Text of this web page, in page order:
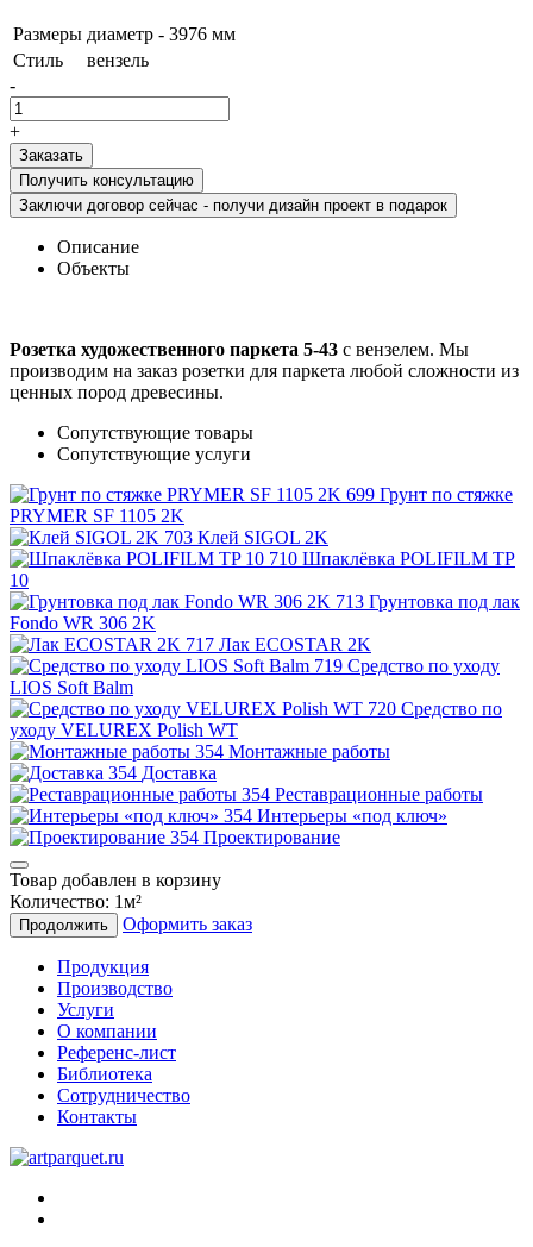
Размеры диаметр - 3976 мм
Стиль
вензель
-
+
Получить консультацию
Заключи договор сейчас - получи дизайн проект в подарок
Описание
Объекты
Розетка художественного паркета 5-43 с вензелем. Мы
производим на заказ розетки для паркета любой сложности из
ценных пород древесины.
Сопутствующие товары
Сопутствующие услуги
Грунт по стяжке
PRYMER SF 1105 2K
Клей SIGOL 2K
Шпаклёвка POLIFILM TP
10
Грунтовка под лак
Fondo WR 306 2K
Лак ECOSTAR 2K
Средство по уходу
LIOS Soft Balm
Средство по
уходу VELUREX Polish WT
Монтажные работы
Доставка
Реставрационные работы
Интерьеры «под ключ»
Проектирование
Товар добавлен в корзину
Количество: 1м²
Продолжить Оформить заказ
Продукция
Производство
Услуги
О компании
Референс-лист
Библиотека
Сотрудничество
Контакты